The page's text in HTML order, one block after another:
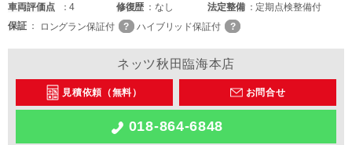
車両評価点 4 修復歴 なし 法定整備
定期点検整備付
保証
ロングラン保証付 ハイブリッド保証付
ネッツ秋田臨海本店
見積依頼（無料） お問合せ
018-864-6848